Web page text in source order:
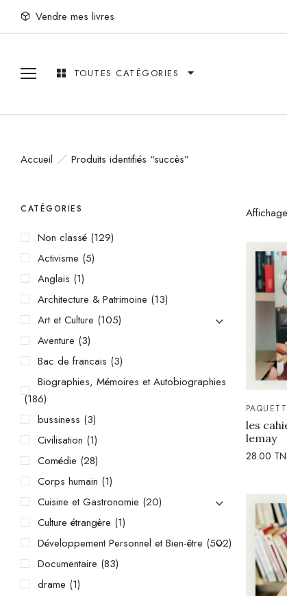
Vendre mes livres
TOUTES CATÉGORIES
Accueil Produits identifiés “succès”
CATÉGORIES
Non classé (129)
Activisme (5)
Anglais (1)
Architecture & Patrimoine (13)
Art et Culture (105)
Aventure (3)
Bac de francais (3)
Biographies, Mémoires et Autobiographies
(186)
bussiness (3)
Civilisation (1)
Comédie (28)
Corps humain (1)
Cuisine et Gastronomie (20)
Culture étrangère (1)
Développement Personnel et Bien-être (502)
Documentaire (83)
drame (1)
les
lemay
28.00